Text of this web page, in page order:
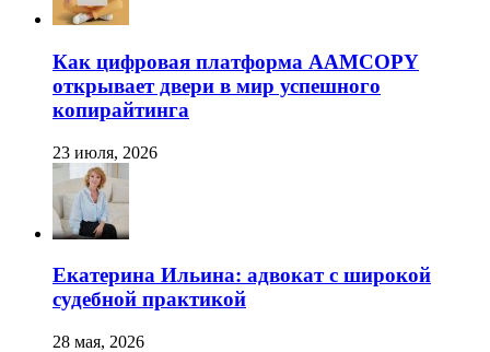
Как цифровая платформа AAMCOPY
открывает двери в мир успешного
копирайтинга
23 июля, 2026
Екатерина Ильина: адвокат с широкой
судебной практикой
28 мая, 2026